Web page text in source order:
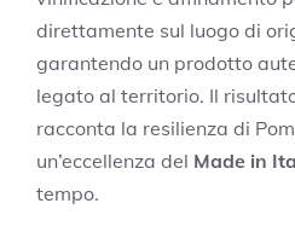
direttamente sul luogo di
garantendo un prodotto
legato al territorio. Il
racconta la resilienza di
un’eccellenza del Made in
tempo.